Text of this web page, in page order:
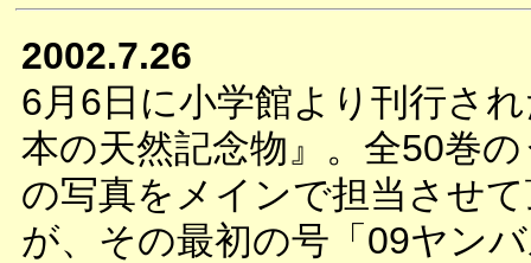
2002.7.26
6月6日に小学館より刊行さ
本の天然記念物』。全50巻
の写真をメインで担当させ
が、その最初の号「09ヤン